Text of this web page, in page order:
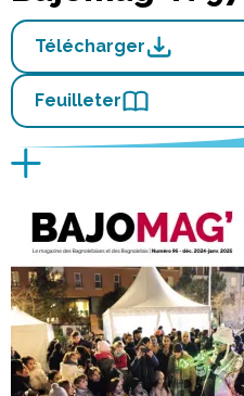
Télécharger
Feuilleter